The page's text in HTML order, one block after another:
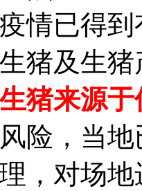
情已得
猪及生
猪来源
风险，当
，对场